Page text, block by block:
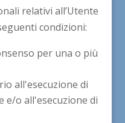
relativi all’Utente
condizioni:
per una o più
all'esecuzione di
e/o all'esecuzione di